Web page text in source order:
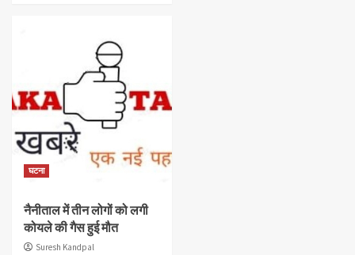
घटना
नैनीताल में तीन लोगों को लगी
कोयले की गैस हुई मौत
Suresh Kandpal